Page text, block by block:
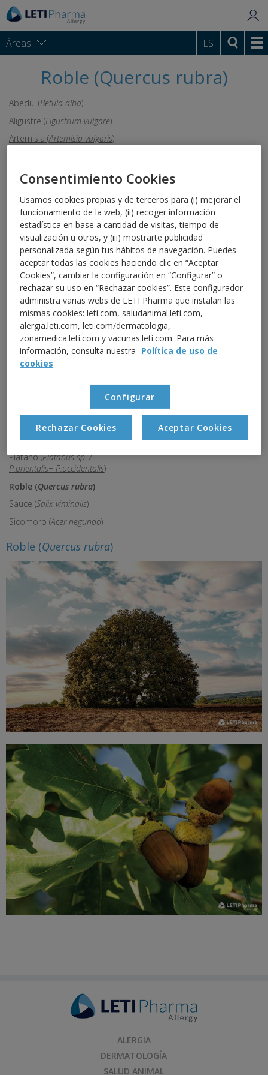
Áreas ES
Roble (Quercus rubra)
Abedul (Betula alba)
Aligustre (Ligustrum vulgare)
Artemisia (Artemisia vulgaris)
Barrilla (Salsola kali)
Chopo (Populus)
Ciprés (Cupressus arizonica)
Céñigo (Chenopodium album)
Espadaña (Typha latifolia)
Eucalipto (Eucaliptus sp.
Fresno (Fraxinus excelsior)
Gramíneas (Gramineae)
Llantén (
Plantago lanceolata
Mercurial (Mercurialis perennis)
Mimosa (Acacia longifolia
Phoenix dactylifera
Parietaria (Parietaria judaica)
Plátano (Platanus sp. /
P.orientalis+ P.occidentalis)
Roble (Quercus rubra)
Sauce (Salix viminalis)
Sicomoro (Acer negundo)
Roble (Quercus rubra)
ALERGIA
DERMATOLOGÍA
SALUD ANIMAL
Consentimiento Cookies
Usamos cookies propias y de terceros para (i) mejorar el
funcionamiento de la web, (ii) recoger información
estadística en base a cantidad de visitas, tiempo de
visualización u otros, y (iii) mostrarte publicidad
personalizada según tus hábitos de navegación. Puedes
aceptar todas las cookies haciendo clic en “Aceptar
Cookies”, cambiar la configuración en “Configurar” o
rechazar su uso en “Rechazar cookies”. Este configurador
administra varias webs de LETI Pharma que instalan las
mismas cookies: leti.com, saludanimal.leti.com,
alergia.leti.com, leti.com/dermatologia,
zonamedica.leti.com y vacunas.leti.com. Para más
información, consulta nuestra Política de uso de
cookies
Configurar
Rechazar Cookies Aceptar Cookies